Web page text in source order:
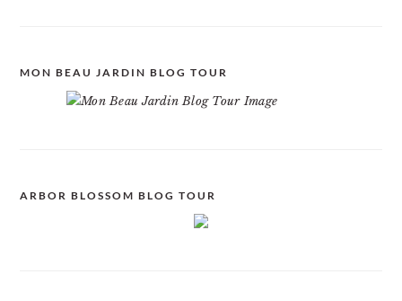
MON BEAU JARDIN BLOG TOUR
ARBOR BLOSSOM BLOG TOUR